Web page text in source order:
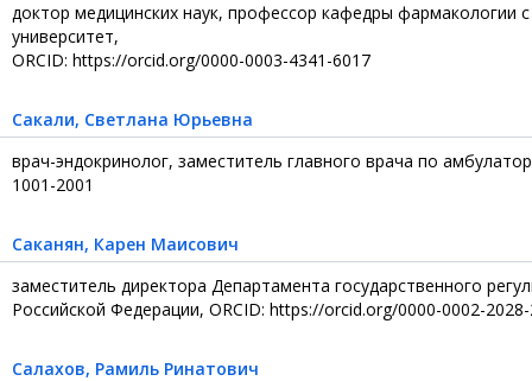
доктор медицинских наук, профессор кафедры фармакологии
университет,
ORCID: https://orcid.org/0000-0003-4341-6017
Сакали, Светлана Юрьевна
врач-эндокринолог, заместитель главного врача по
1001-2001
Саканян, Карен Маисович
заместитель директора Департамента государственного
Российской Федерации, ORCID: https://orcid.org/0000-0002-
Салахов, Рамиль Ринатович